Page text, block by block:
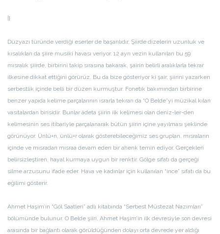
|}
Düzyazı türünde verdiği eserler de başarılıdır. Şiirde dizelerin uzunluk ve
kısalıkları da şiire musiki havası veriyor. 12 ayrı vezin kullanılan bu 59
mısralık şiirde, birbirini takip sırasına bakarak, şairin belirli aralıklarla tekrar
ilkesine dikkat ettiğini görürüz. Bu da bize gösteriyor ki şair, şiirini yazarken
serbestlik içinde belli bir düzen kurmuştur. Fonetik bakımından birbirine
benzer yapıda kelime parçalarının ısrarla tekrarı da “O Belde”yi müzikal kılan
vasıtalardan birisidir. Bunlar âdeta şiirin ilk kelimesi olan deniz-ler-den
kelimesinin ses itibariyle parçalanarak bütün şiirin içine yayılması şeklinde
görünüyor. Ünlü+n, ünlü+r olarak gösterebileceğimiz ses gruplan, mısraların
içinde ve mısradan mısraa devam eden bir ahenk temin ediyor. Gerçekleri
belirsizleştiren, hayal kurmaya uygun bir renktir. Gölge sıfatı da gerçeği
silme arzusunu ifade eder. Hava ve kadınlar için kullanılan “ince” sıfatı da bu
eğilimi gösterir.
Ahmet Haşim’in “Göl Saatleri” adlı kitabında “Serbest Müstezat Nazımları”
bölümünde bulunur. O Belde şiiri, Ahmet Haşim’in ilk devresiyle son devresi
arasında bir bağlantı olarak görüldüğünden dolayı orta devrede yer aldığı